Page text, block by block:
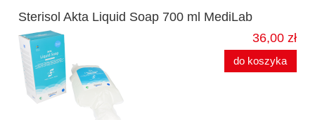
Sterisol Akta Liquid Soap 700 ml MediLab
36,00 zł
do koszyka